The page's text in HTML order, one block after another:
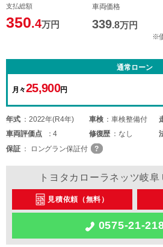
支払総額
350.4万円
車両価格
339.8万円
※
通常ローン
月々25,900円
年式 2022年(R4年) 車検 車検整備付
車両評価点 4 修復歴 なし
保証
ロングラン保証付
トヨタカローラネッツ岐
見積依頼（無料）
0575-21-